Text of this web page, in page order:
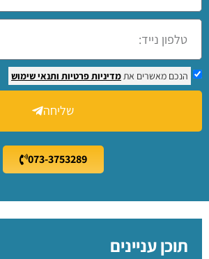
הנכם מאשרים אתמדיניות פרטיות ותנאי שימוש
שליחה
073-3753289
תוכן עניינים